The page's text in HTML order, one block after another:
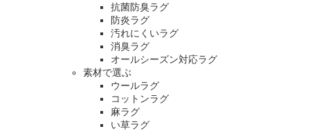
抗菌防臭ラグ
防炎ラグ
汚れにくいラグ
消臭ラグ
オールシーズン対応ラグ
素材で選ぶ
ウールラグ
コットンラグ
麻ラグ
い草ラグ